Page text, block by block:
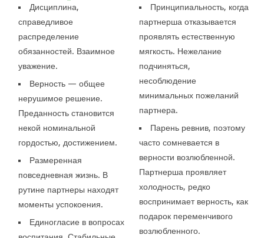
Дисциплина,
справедливое
распределение
обязанностей. Взаимное
уважение.
Верность — общее
нерушимое решение.
Преданность становится
некой номинальной
гордостью, достижением.
Размеренная
повседневная жизнь. В
рутине партнеры находят
моменты успокоения.
Единогласие в вопросах
Принципиальность, когда
партнерша отказывается
проявлять естественную
мягкость. Нежелание
подчиняться,
несоблюдение
минимальных пожеланий
партнера.
Парень ревнив, поэтому
часто сомневается в
верности возлюбленной.
Партнерша проявляет
холодность, редко
воспринимает верность, как
подарок переменчивого
возлюбленного.